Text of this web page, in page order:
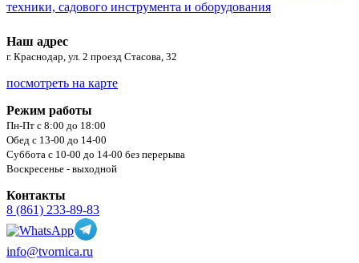
Наш адрес
г. Краснодар, ул. 2 проезд Стасова, 32
посмотреть на карте
Режим работы
Пн-Пт с 8:00 до 18:00
Обед с 13-00 до 14-00
Суббота с 10-00 до 14-00 без перерыва
Воскресенье - выходной
Контакты
8 (861) 233-89-83
info@tvornica.ru